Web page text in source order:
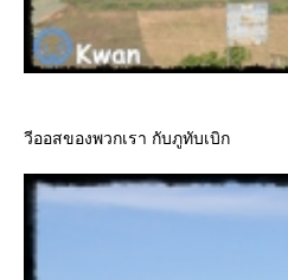
วีออสของพวกเรา กับภูทับเบิก